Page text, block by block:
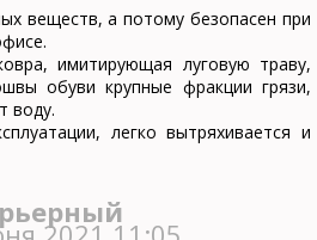
веществ, а потому безопасен при
имитирующая луговую траву,
обуви крупные фракции грязи,
воду.
легко вытряхивается и